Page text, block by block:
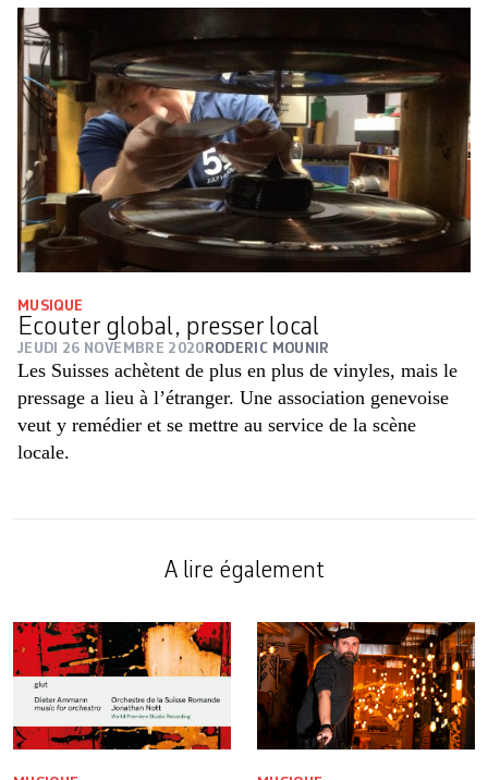
MUSIQUE
Ecouter global, presser local
JEUDI 26 NOVEMBRE 2020 RODERIC MOUNIR
Les Suisses achètent de plus en plus de vinyles, mais le
pressage a lieu à l’étranger. Une association genevoise
veut y remédier et se mettre au service de la scène
locale.
A lire également